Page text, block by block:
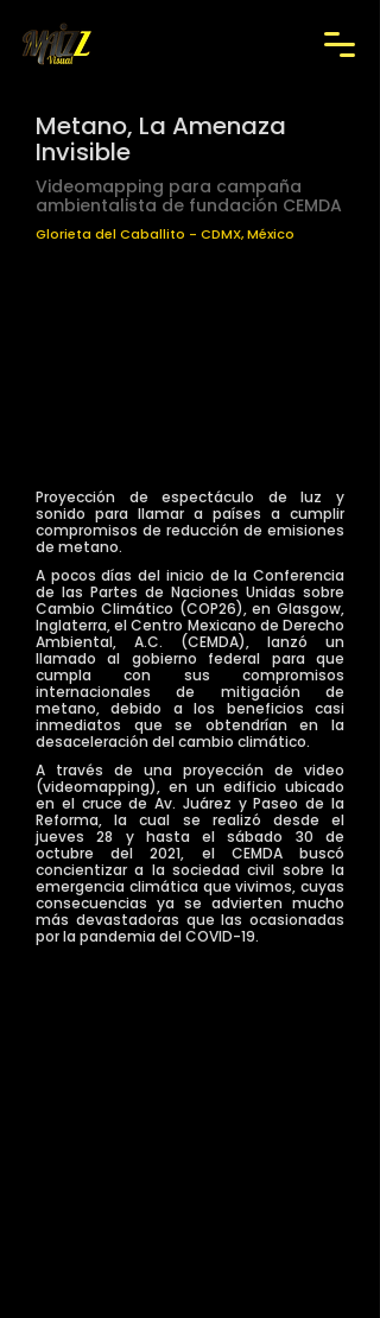
Metano, La Amenaza
Invisible
Videomapping para campaña
ambientalista de fundación CEMDA
Glorieta del Caballito - CDMX, México
Proyección de espectáculo de luz y
sonido para llamar a países a cumplir
compromisos de reducción de emisiones
de metano.
A pocos días del inicio de la Conferencia
de las Partes de Naciones Unidas sobre
Cambio Climático (COP26), en Glasgow,
Inglaterra, el Centro Mexicano de Derecho
Ambiental, A.C. (CEMDA), lanzó un
llamado al gobierno federal para que
cumpla con sus compromisos
internacionales de mitigación de
metano, debido a los beneficios casi
inmediatos que se obtendrían en la
desaceleración del cambio climático.
A través de una proyección de video
(videomapping), en un edificio ubicado
en el cruce de Av. Juárez y Paseo de la
Reforma, la cual se realizó desde el
jueves 28 y hasta el sábado 30 de
octubre del 2021, el CEMDA buscó
concientizar a la sociedad civil sobre la
emergencia climática que vivimos, cuyas
consecuencias ya se advierten mucho
más devastadoras que las ocasionadas
por la pandemia del COVID-19.